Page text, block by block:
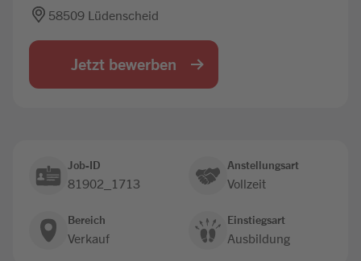
Jobbörse
58509 Lüdenscheid
Jetzt bewerben
Job-ID
81902_1713
Anstellungsart
Vollzeit
Bereich
Verkauf
Einstiegsart
Ausbildung